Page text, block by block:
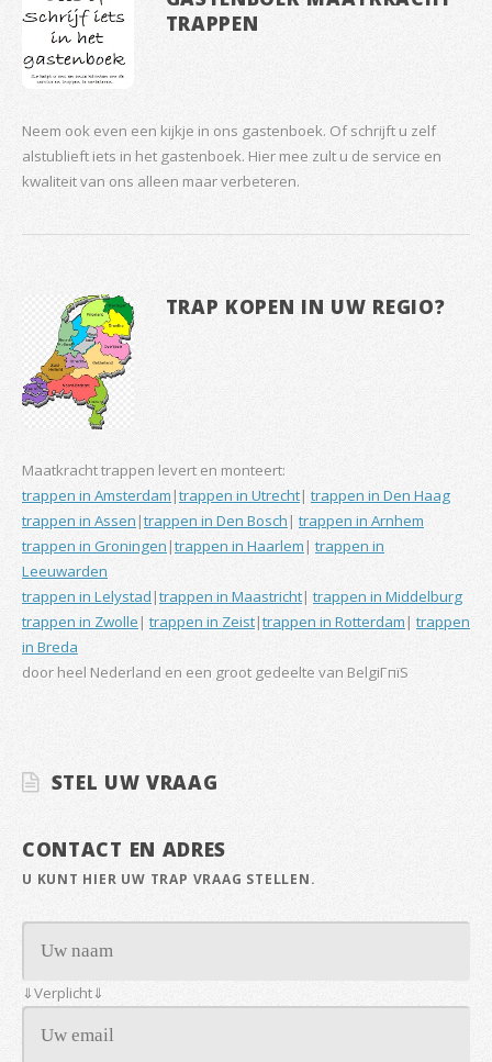
TRAPPEN
Neem ook even een kijkje in ons gastenboek. Of schrijft u zelf
alstublieft iets in het gastenboek. Hier mee zult u de service en
kwaliteit van ons alleen maar verbeteren.
TRAP KOPEN IN UW REGIO?
Maatkracht trappen levert en monteert:
trappen in Amsterdam |trappen in Utrecht| trappen in Den Haag
trappen in Assen|trappen in Den Bosch | trappen in Arnhem
trappen in Groningen|trappen in Haarlem|trappen in
Leeuwarden
trappen in Lelystad |trappen in Maastricht| trappen in Middelburg
trappen in Zwolle|trappen in Zeist|trappen in Rotterdam |trappen
in Breda
door heel Nederland en een groot gedeelte van BelgiГпїЅ
STEL UW VRAAG
CONTACT EN ADRES
U KUNT HIER UW TRAP VRAAG STELLEN.
⇓Verplicht⇓